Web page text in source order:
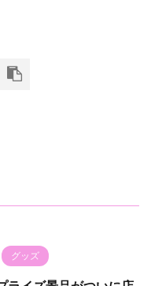
グッズ